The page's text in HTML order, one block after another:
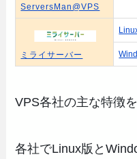
ServersMan@VPS
ミライサーバー
VPS各社の主な特徴
各社でLinux版と